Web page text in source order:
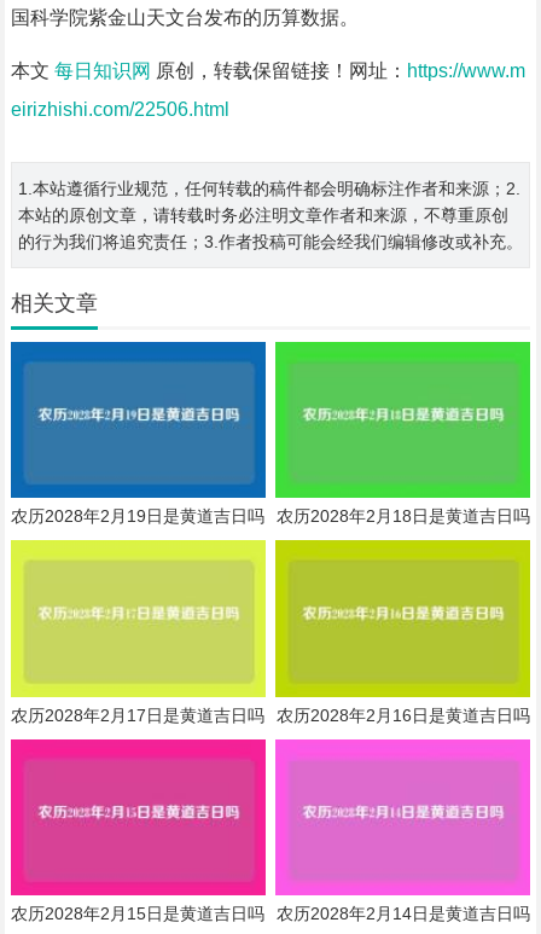
国科学院紫金山天文台发布的历算数据。
本文 每日知识网 原创，转载保留链接！网址： https://www.m
eirizhishi.com/22506.html
1.本站遵循行业规范，任何转载的稿件都会明确标注作者和来源；2.
本站的原创文章，请转载时务必注明文章作者和来源，不尊重原创
的行为我们将追究责任；3.作者投稿可能会经我们编辑修改或补充。
相关文章
农历2028年2月19日是黄道吉日吗 农历2028年2月18日是黄道吉日吗
农历2028年2月17日是黄道吉日吗 农历2028年2月16日是黄道吉日吗
农历2028年2月15日是黄道吉日吗 农历2028年2月14日是黄道吉日吗